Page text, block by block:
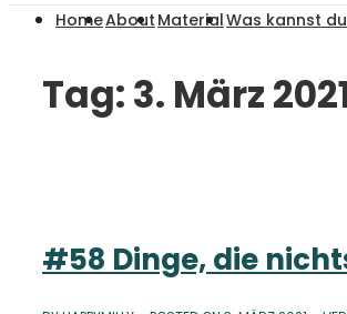
MainHomeAbout MaterialWas kannst
Tag:3. März
#58 Dinge, die